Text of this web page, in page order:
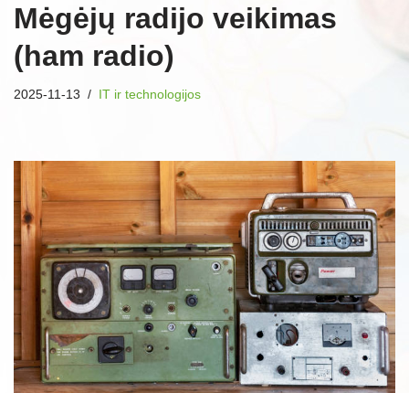
Mėgėjų radijo veikimas
(ham radio)
2025-11-13 IT ir technologijos